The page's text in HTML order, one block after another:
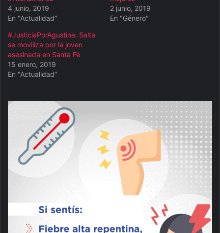
4 junio, 2019
En "Actualidad"
2 junio, 2019
En "Género"
#JusticiaPorAgustina: Salta
se moviliza por la joven
asesinada en Santa Fé
15 enero, 2019
En "Actualidad"